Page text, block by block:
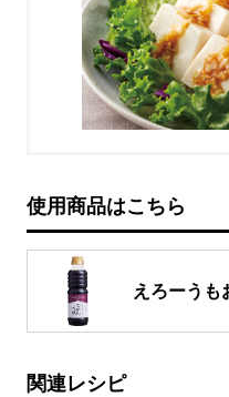
使用商品はこちら
えろーうも
関連レシピ